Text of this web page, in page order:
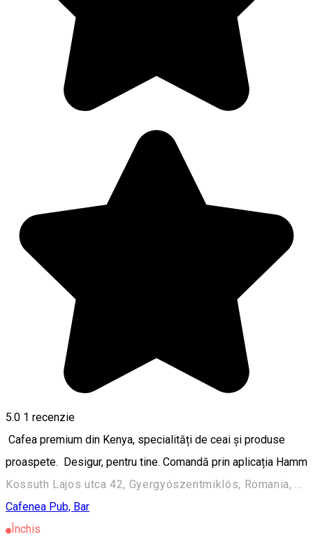
5.0 1 recenzie
Cafea premium din Kenya, specialități de ceai și produse
proaspete. Desigur, pentru tine. Comandă prin aplicația Hamm
Cafenea Pub, Bar
Închis